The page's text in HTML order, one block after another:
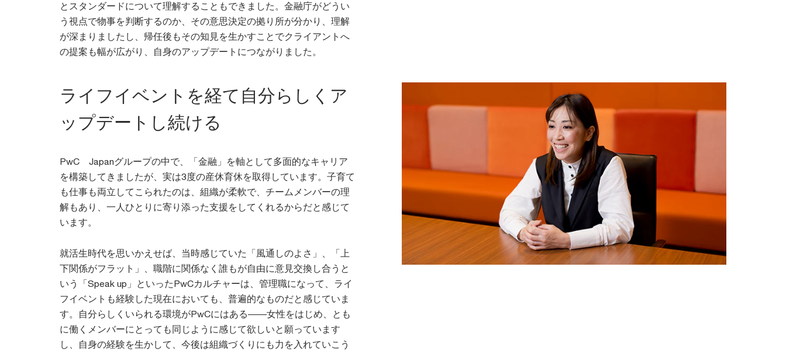
とスタンダードについて理解することもできました。金融庁がどうい
う視点で物事を判断するのか、その意思決定の拠り所が分かり、理解
が深まりましたし、帰任後もその知見を生かすことでクライアントへ
の提案も幅が広がり、自身のアップデートにつながりました。
ライフイベントを経て自分らしくア
ップデートし続ける
PwC Japanグループの中で、「金融」を軸として多面的なキャリア
を構築してきましたが、実は3度の産休育休を取得しています。子育て
も仕事も両立してこられたのは、組織が柔軟で、チームメンバーの理
解もあり、一人ひとりに寄り添った支援をしてくれるからだと感じて
います。
就活生時代を思いかえせば、当時感じていた「風通しのよさ」、「上
下関係がフラット」、職階に関係なく誰もが自由に意見交換し合うと
いう「Speak up」といったPwCカルチャーは、管理職になって、ライ
フイベントも経験した現在においても、普遍的なものだと感じていま
す。自分らしくいられる環境がPwCにはある――女性をはじめ、とも
に働くメンバーにとっても同じように感じて欲しいと願っています
し、自身の経験を生かして、今後は組織づくりにも力を入れていこう